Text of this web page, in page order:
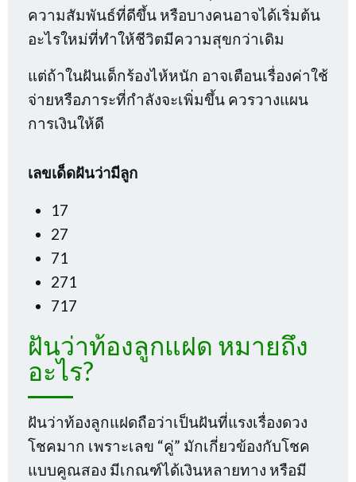
ความสัมพันธ์ที่ดีขึ้น หรือบางคนอาจได้เริ่มต้น
อะไรใหม่ที่ทำให้ชีวิตมีความสุขกว่าเดิม
แต่ถ้าในฝันเด็กร้องไห้หนัก อาจเตือนเรื่องค่าใช้
จ่ายหรือภาระที่กำลังจะเพิ่มขึ้น ควรวางแผน
การเงินให้ดี
เลขเด็ดฝันว่ามีลูก
17
27
71
271
717
ฝันว่าท้องลูกแฝด หมายถึง
อะไร?
ฝันว่าท้องลูกแฝดถือว่าเป็นฝันที่แรงเรื่องดวง
โชคมาก เพราะเลข “คู่” มักเกี่ยวข้องกับโชค
แบบคูณสอง มีเกณฑ์ได้เงินหลายทาง หรือมี